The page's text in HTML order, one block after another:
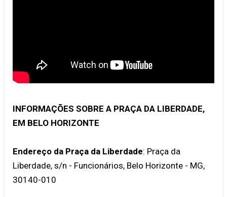
INFORMAÇÕES SOBRE A PRAÇA DA LIBERDADE,
EM BELO HORIZONTE
Endereço da Praça da Liberdade: Praça da
Liberdade, s/n - Funcionários, Belo Horizonte - MG,
30140-010